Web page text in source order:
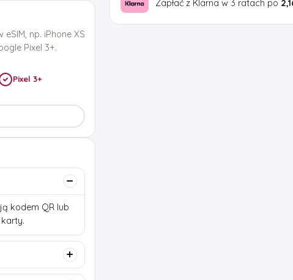
np. iPhone XS
Pixel 3+.
Pixel 3+
kodem QR lub
Zapłać z Klarna w 3 ratach po